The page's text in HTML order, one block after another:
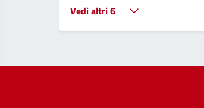
Vedi altri 6